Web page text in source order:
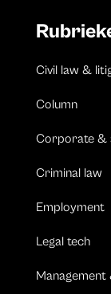
Civil law &
Column
Corporate &
Criminal law
Employment
Legal tech